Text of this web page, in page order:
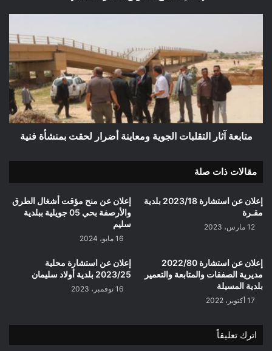
الجوية
ومعاينة
أضرار
فنية
متابعة آثار التقلبات الجوية ومعاينة أضرار لحقت بمنشأة فنية
مقالات ذات صلة
إعلان عن استشارة 2023/18 بلدية
مقـرة
12 مارس، 2023
إعلان عن منح مؤقت أشغال الطرق
والأرصفة بحي 05 جويلية ببلدية
سليم
16 مايو، 2024
إعلان عن استشارة 2022/80
مديرية الصفقات والمتابعة والتعمير
بلدية المسيلة
17 أكتوبر، 2022
إعلان عن استشارة محلية
2023/25 بلدية أولاد سليمان
16 نوفمبر، 2023
اترك تعليقاً